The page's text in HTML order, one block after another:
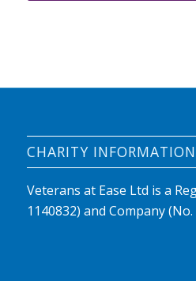
CHARITY INFORMATION
Veterans at Ease Ltd is a
1140832) and Company (No.